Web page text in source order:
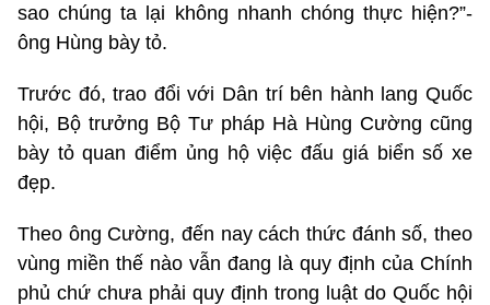
sao chúng ta lại không nhanh chóng thực hiện?”-
ông Hùng bày tỏ.
Trước đó, trao đổi với Dân trí bên hành lang Quốc
hội, Bộ trưởng Bộ Tư pháp Hà Hùng Cường cũng
bày tỏ quan điểm ủng hộ việc đấu giá biển số xe
đẹp.
Theo ông Cường, đến nay cách thức đánh số, theo
vùng miền thế nào vẫn đang là quy định của Chính
phủ chứ chưa phải quy định trong luật do Quốc hội